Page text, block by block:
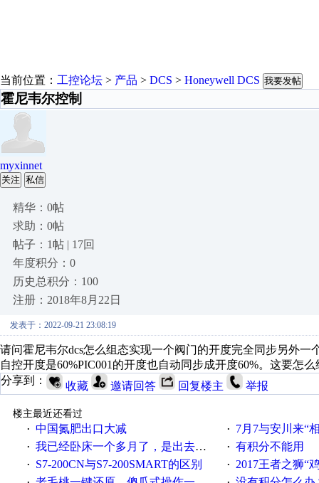
当前位置： 工控论坛 > 产品 > DCS > Honeywell DCS 我要发帖
霍尼韦尔控制
myxinnet
关注 私信
精华：0帖
求助：0帖
帖子：1帖 | 17回
年度积分：0
历史总积分：100
注册：2018年8月22日
发表于：2022-09-21 23:08:19
请问霍尼韦尔dcs怎么组态实现一个阀门的开度完全同步另外一
自控开度是60%PIC001的开度也自动同步成开度60%。这要怎
分享到：
收藏 邀请回答 回复楼主 举报
楼主最近还看过
· 中国氮肥出口大减 · 7月7与安川来“
· 我已经卧床一个多月了，是出去安装机械手在高速遭遇车祸所致:大家工作都要特别注意啊 · 有积分不能用
· S7-200CN与S7-200SMART的区别 · 2017王者之狮“鸡”情签到